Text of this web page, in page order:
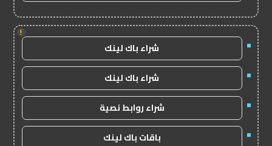
!
شراء باك لينك
شراء باك لينك
شراء روابط نصية
باقات باك لينك